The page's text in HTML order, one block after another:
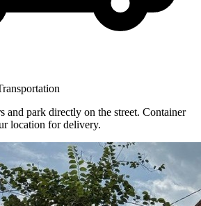
and park directly on the street. Container
location for delivery.